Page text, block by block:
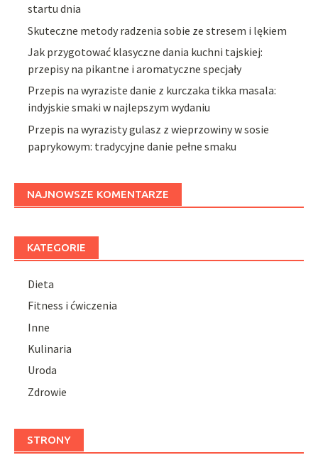
startu dnia
Skuteczne metody radzenia sobie ze stresem i lękiem
Jak przygotować klasyczne dania kuchni tajskiej:
przepisy na pikantne i aromatyczne specjały
Przepis na wyraziste danie z kurczaka tikka masala:
indyjskie smaki w najlepszym wydaniu
Przepis na wyrazisty gulasz z wieprzowiny w sosie
paprykowym: tradycyjne danie pełne smaku
NAJNOWSZE KOMENTARZE
KATEGORIE
Dieta
Fitness i ćwiczenia
Inne
Kulinaria
Uroda
Zdrowie
STRONY